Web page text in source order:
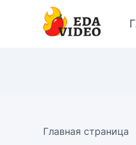
Главная страница